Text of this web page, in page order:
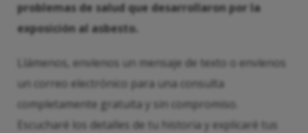
problemas de salud que desarrollaron por la
exposición al asbesto.
Llámenos, envíenos un mensaje de texto o envíenos
un correo electrónico para una consulta
completamente gratuita y sin compromiso.
Escucharé los detalles de tu historia y explicaré tus